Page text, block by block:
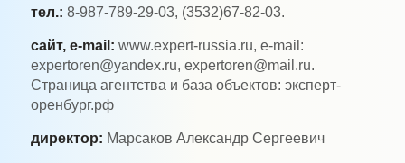
тел.: 8-987-789-29-03, (3532)67-82-03.
сайт, e-mail: www.expert-russia.ru, e-mail:
expertoren@yandex.ru, expertoren@mail.ru.
Страница агентства и база объектов: эксперт-
оренбург.рф
директор: Марсаков Александр Сергеевич